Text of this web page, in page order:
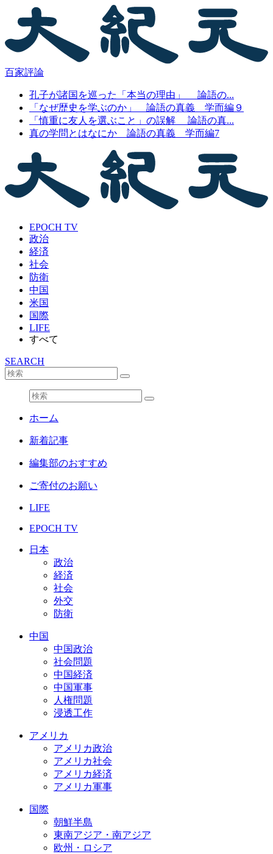
百家評論
孔子が諸国を巡った「本当の理由」 論語の...
「なぜ歴史を学ぶのか」 論語の真義 学而編９
「慎重に友人を選ぶこと」の誤解 論語の真...
真の学問とはなにか 論語の真義 学而編7
EPOCH TV
政治
経済
社会
防衛
中国
米国
国際
LIFE
すべて
SEARCH
ホーム
新着記事
編集部のおすすめ
ご寄付のお願い
LIFE
EPOCH TV
日本
政治
経済
社会
外交
防衛
中国
中国政治
社会問題
中国経済
中国軍事
人権問題
浸透工作
アメリカ
アメリカ政治
アメリカ社会
アメリカ経済
アメリカ軍事
国際
朝鮮半島
東南アジア・南アジア
欧州・ロシア